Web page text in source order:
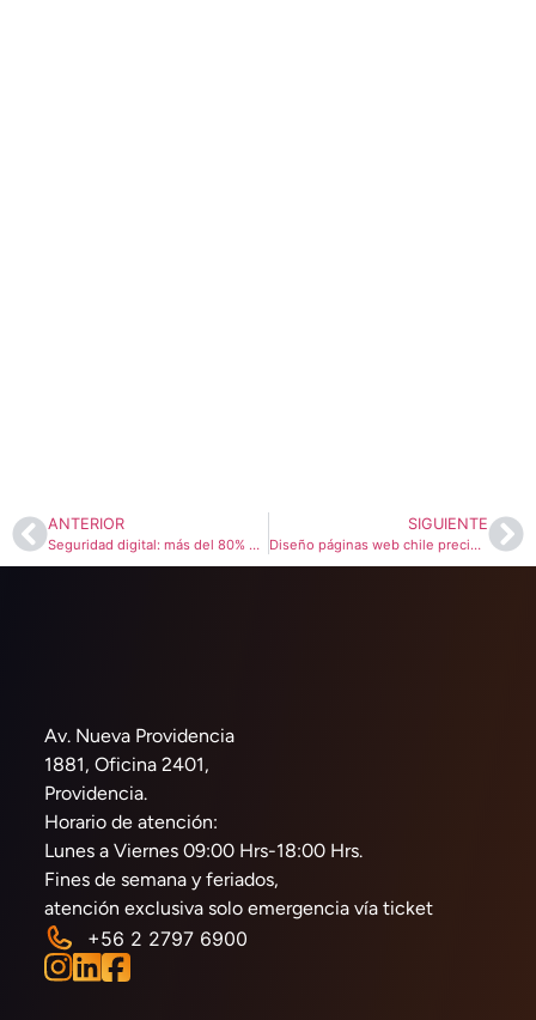
ANTERIOR
Seguridad digital: más del 80% de los ataques entra por tres vías críticas
SIGUIENTE
Diseño páginas web chile precios: qué debe incluir 2026
Av. Nueva Providencia
1881, Oficina 2401,
Providencia.
Horario de atención:
Lunes a Viernes 09:00 Hrs-18:00 Hrs.
Fines de semana y feriados,
atención exclusiva solo emergencia vía ticket
+56 2 2797 6900